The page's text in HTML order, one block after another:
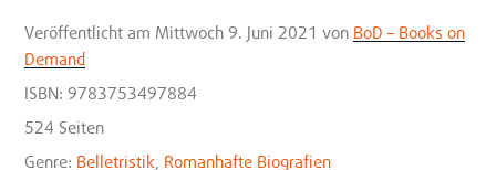
Veröffentlicht am Mittwoch 9. Juni 2021 von BoD – Books on
Demand
ISBN: 9783753497884
524 Seiten
Genre: Belletristik Romanhafte Biografien